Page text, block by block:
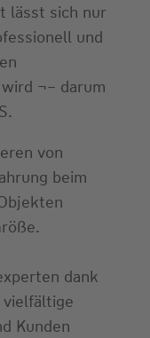
lässt sich nur
und
¬– darum
von
beim
dank
Kunden